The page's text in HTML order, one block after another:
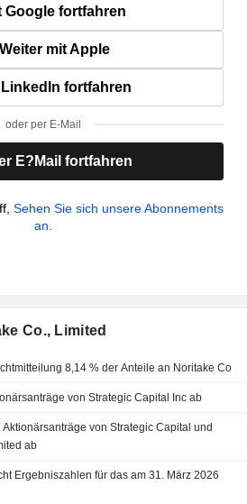
Google fortfahren
Weiter mit Apple
LinkedIn fortfahren
oder per E-Mail
E?Mail fortfahren
Sehen Sie sich unsere Abonnements
an.
Co., Limited
8,14 % der Anteile an Noritake Co
von Strategic Capital Inc ab
von Strategic Capital und
ab
Ergebniszahlen für das am 31. März 2026